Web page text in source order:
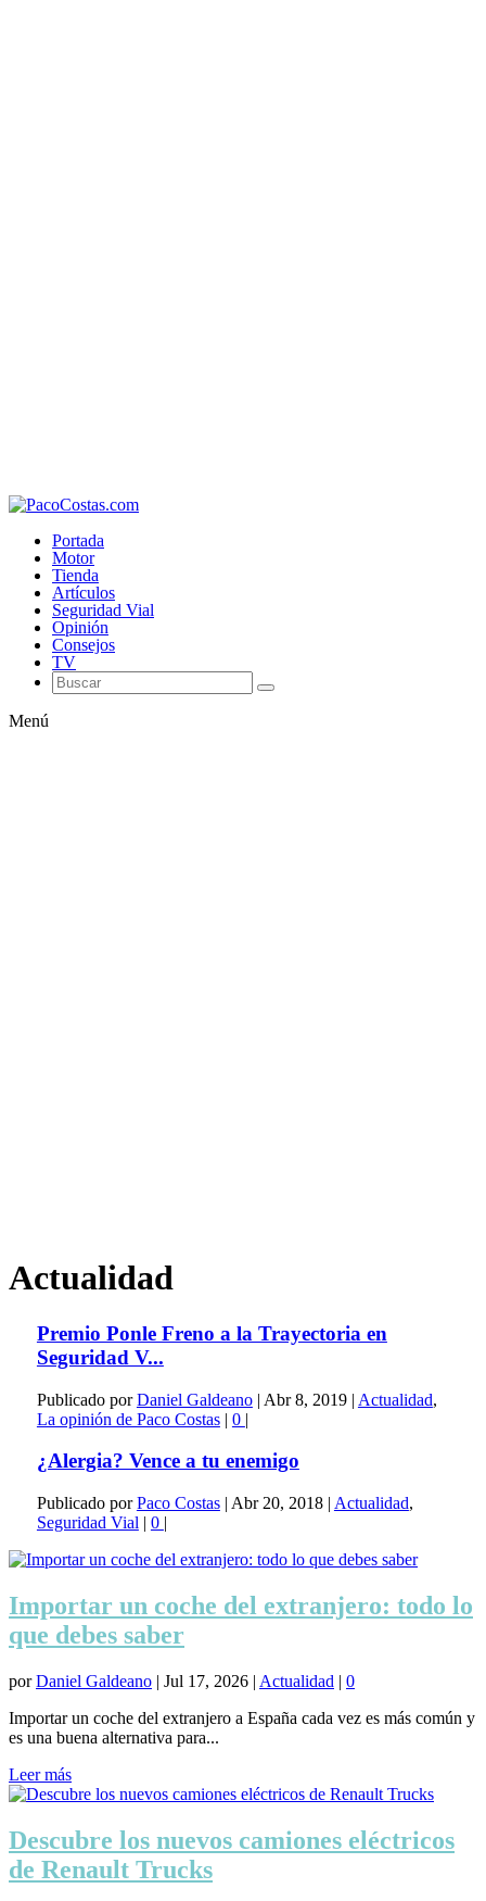
Portada
Motor
Tienda
Artículos
Seguridad Vial
Opinión
Consejos
TV
Menú
Actualidad
Premio Ponle Freno a la Trayectoria en
Seguridad V...
Publicado porDaniel Galdeano| Abr 8, 2019| Actualidad,
La opinión de Paco Costas| 0 |
¿Alergia? Vence a tu enemigo
Publicado porPaco Costas| Abr 20, 2018| Actualidad,
Seguridad Vial | 0 |
Importar un coche del extranjero: todo lo
que debes saber
porDaniel Galdeano | Jul 17, 2026 | Actualidad | 0
Importar un coche del extranjero a España cada vez es más común y
es una buena alternativa para...
Leer más
Descubre los nuevos camiones eléctricos
de Renault Trucks